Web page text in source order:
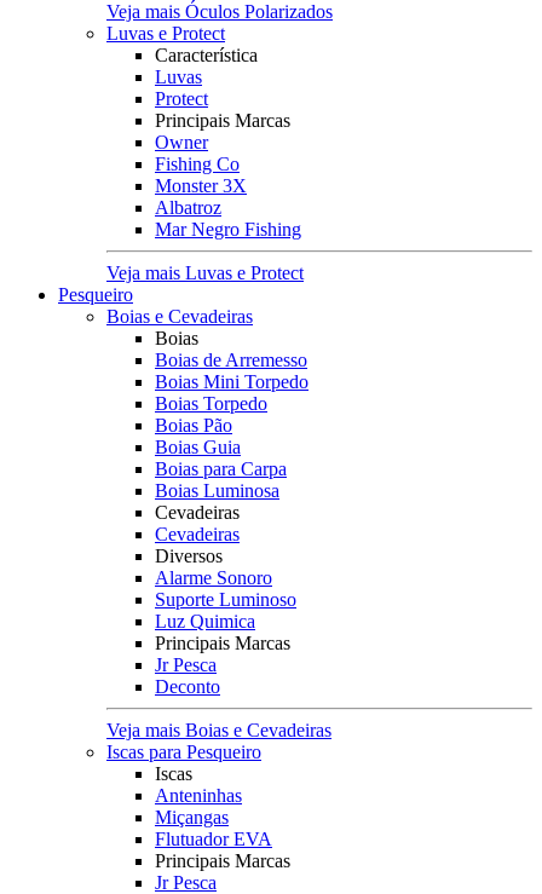
Veja mais Óculos Polarizados
Luvas e Protect
Característica
Luvas
Protect
Principais Marcas
Owner
Fishing Co
Monster 3X
Albatroz
Mar Negro Fishing
Veja mais Luvas e Protect
Pesqueiro
Boias e Cevadeiras
Boias
Boias de Arremesso
Boias Mini Torpedo
Boias Torpedo
Boias Pão
Boias Guia
Boias para Carpa
Boias Luminosa
Cevadeiras
Cevadeiras
Diversos
Alarme Sonoro
Suporte Luminoso
Luz Quimica
Principais Marcas
Jr Pesca
Deconto
Veja mais Boias e Cevadeiras
Iscas para Pesqueiro
Iscas
Anteninhas
Miçangas
Flutuador EVA
Principais Marcas
Jr Pesca